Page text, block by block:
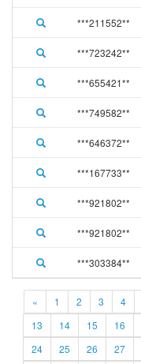
***211552**
***723242**
***655421**
***749582**
***646372**
***167733**
***921802**
***921802**
***303384**
« 1 2 3 4
13
14 15 16
24
25 26 27